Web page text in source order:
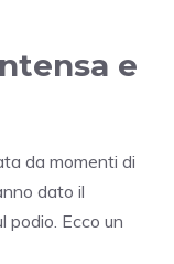
e
da momenti di
dato il
podio. Ecco un